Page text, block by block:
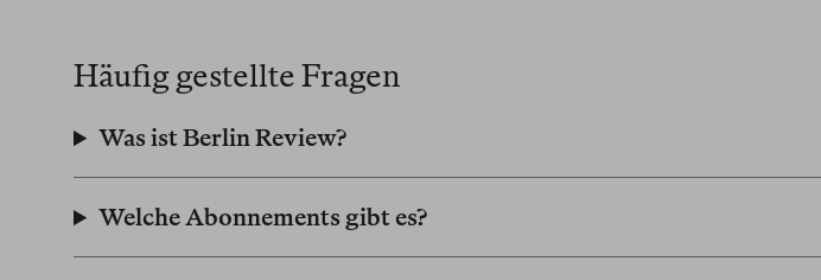
Häufig gestellte Fragen
Was ist Berlin Review?
Welche Abonnements gibt es?